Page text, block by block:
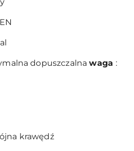
dopuszczalnawaga :
krawędź